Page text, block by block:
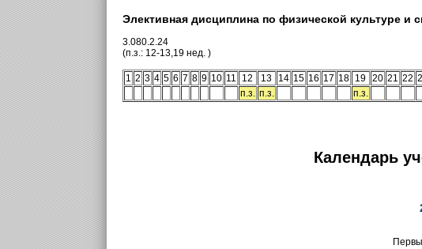
Элективная дисциплина по физической культуре
3.080.2.24
(п.з.: 12-13,19 нед. )
1 2 3 4 5 6 7 8 9 10 11 12 13 14 15 16 17 18 19 20 21 22
п.з. п.з. п.з.
Календарь